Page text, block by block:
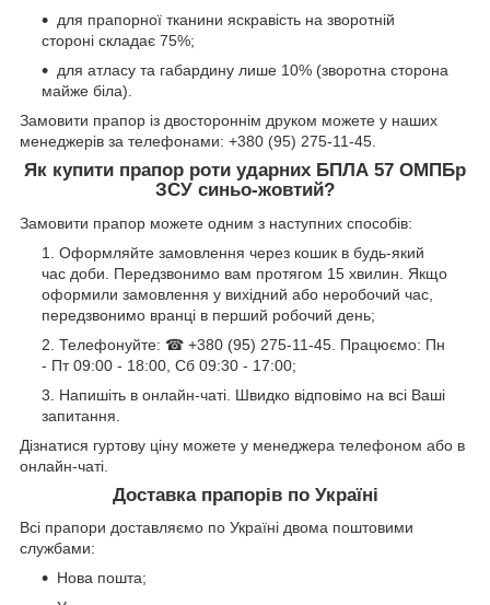
для прапорної тканини яскравість на зворотній
стороні складає 75%;
для атласу та габардину лише 10% (зворотна сторона
майже біла).
Замовити прапор із двостороннім друком можете у наших
менеджерів за телефонами: +380 (95) 275-11-45.
Як купити прапор роти ударних БПЛА 57 ОМПБр
ЗСУ синьо-жовтий?
Замовити прапор можете одним з наступних способів:
Оформляйте замовлення через кошик в будь-який
час доби. Передзвонимо вам протягом 15 хвилин. Якщо
оформили замовлення у вихідний або неробочий час,
передзвонимо вранці в перший робочий день;
Телефонуйте: ☎ +380 (95) 275-11-45. Працюємо: Пн
- Пт 09:00 - 18:00, Сб 09:30 - 17:00;
Напишіть в онлайн-чаті. Швидко відповімо на всі Ваші
запитання.
Дізнатися гуртову ціну можете у менеджера телефоном або в
онлайн-чаті.
Доставка прапорів по Україні
Всі прапори доставляємо по Україні двома поштовими
службами:
Нова пошта;